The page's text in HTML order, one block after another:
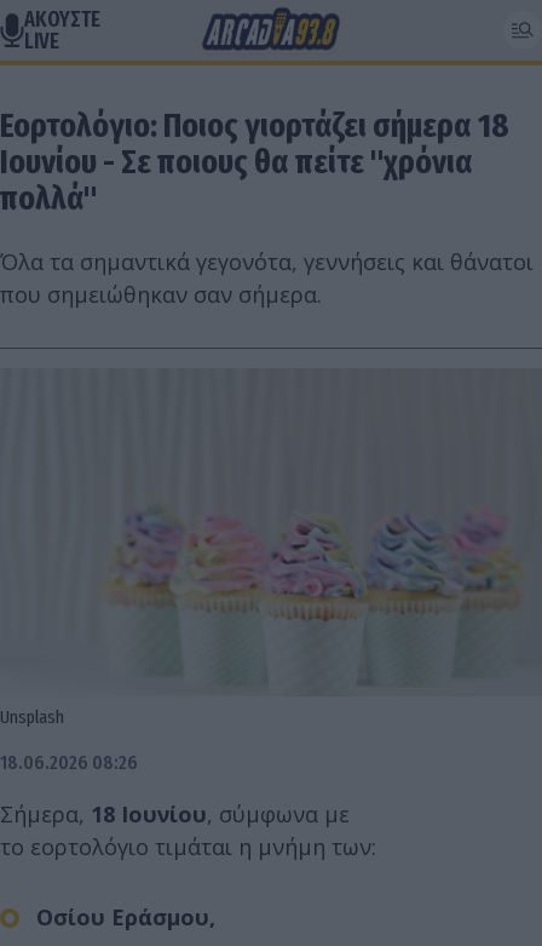
ΑΚΟΥΣΤΕ
LIVE
Εορτολόγιο: Ποιος γιορτάζει σήμερα 18
Ιουνίου - Σε ποιους θα πείτε "χρόνια
πολλά"
Όλα τα σημαντικά γεγονότα, γεννήσεις και θάνατοι
που σημειώθηκαν σαν σήμερα.
Unsplash
18.06.2026 08:26
Σήμερα, 18 Ιουνίου, σύμφωνα με
το εορτολόγιο τιμάται η μνήμη των:
Οσίου Εράσμου,